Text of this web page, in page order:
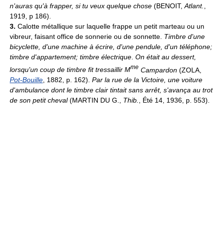
n'auras qu'à frapper, si tu veux quelque chose (BENOIT, Atlant.
1919, p 186).
3. Calotte métallique sur laquelle frappe un petit marteau ou un
vibreur, faisant office de sonnerie ou de sonnette. Timbre d'une
bicyclette, d'une machine à écrire, d'une pendule, d'un téléphone;
timbre d'appartement; timbre électrique On était au dessert,
lorsqu'un coup de timbre fit tressaillir Mme Campardon (ZOLA,
Pot-Bouille, 1882, p. 162). Par la rue de la Victoire, une voiture
d'ambulance dont le timbre clair tintait sans arrêt, s'avança au trot
de son petit cheval(MARTIN DU G., Thib., Été 14, 1936, p. 553).